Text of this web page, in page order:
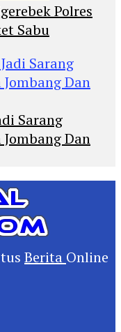
Polres
Sabu
Sarang
Dan
Berita Online